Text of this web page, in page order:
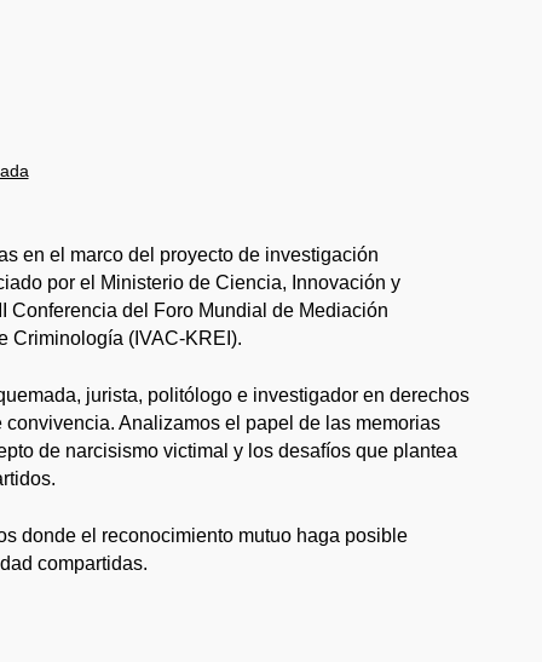
en el marco del proyecto de investigación
por el Ministerio de Ciencia, Innovación y
Conferencia del Foro Mundial de Mediación
Criminología (IVAC-KREI).
jurista, politólogo e investigador en derechos
Analizamos el papel de las memorias
de narcisismo victimal y los desafíos que plantea
donde el reconocimiento mutuo haga posible
compartidas.